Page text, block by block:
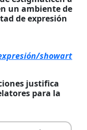
un ambiente de
de expresión
showart
justifica
para la